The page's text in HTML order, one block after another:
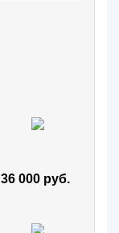
36 000 руб.